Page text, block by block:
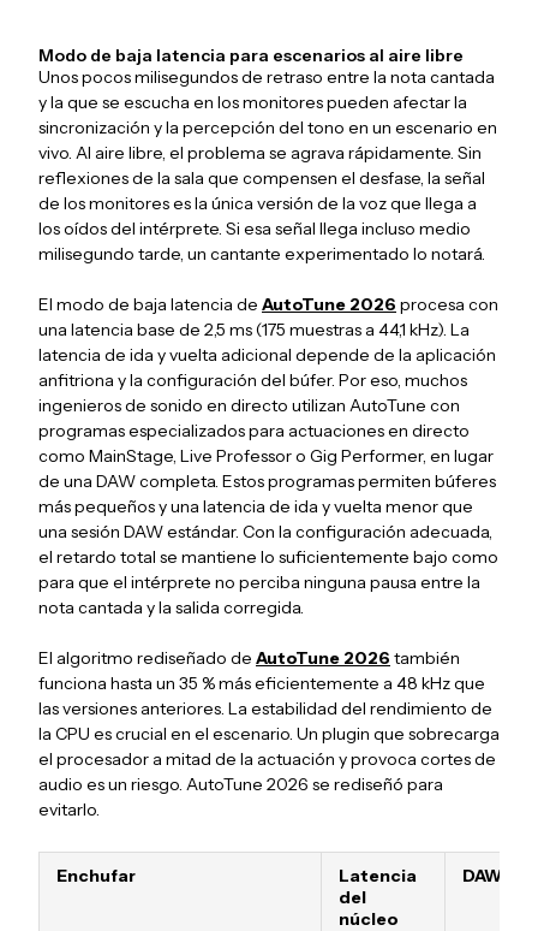
Modo de baja latencia para escenarios al aire libre
Unos pocos milisegundos de retraso entre la nota cantada
y la que se escucha en los monitores pueden afectar la
sincronización y la percepción del tono en un escenario en
vivo. Al aire libre, el problema se agrava rápidamente. Sin
reflexiones de la sala que compensen el desfase, la señal
de los monitores es la única versión de la voz que llega a
los oídos del intérprete. Si esa señal llega incluso medio
milisegundo tarde, un cantante experimentado lo notará.
El modo de baja latencia de AutoTune 2026 procesa con
una latencia base de 2,5 ms (175 muestras a 44,1 kHz). La
latencia de ida y vuelta adicional depende de la aplicación
anfitriona y la configuración del búfer. Por eso, muchos
ingenieros de sonido en directo utilizan AutoTune con
programas especializados para actuaciones en directo
como MainStage, Live Professor o Gig Performer, en lugar
de una DAW completa. Estos programas permiten búferes
más pequeños y una latencia de ida y vuelta menor que
una sesión DAW estándar. Con la configuración adecuada,
el retardo total se mantiene lo suficientemente bajo como
para que el intérprete no perciba ninguna pausa entre la
nota cantada y la salida corregida.
El algoritmo rediseñado de AutoTune 2026 también
funciona hasta un 35 % más eficientemente a 48 kHz que
las versiones anteriores. La estabilidad del rendimiento de
la CPU es crucial en el escenario. Un plugin que sobrecarga
el procesador a mitad de la actuación y provoca cortes de
audio es un riesgo. AutoTune 2026 se rediseñó para
evitarlo.
Enchufar
Latencia
del
núcleo
DAW /